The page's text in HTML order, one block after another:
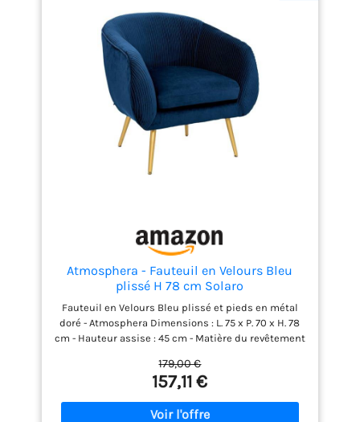
Atmosphera - Fauteuil en Velours Bleu
plissé H 78 cm Solaro
Fauteuil en Velours Bleu plissé et pieds en métal
doré - Atmosphera Dimensions : L. 75 x P. 70 x H. 78
cm - Hauteur assise : 45 cm - Matière du revêtement
de Pin et Bois panneau de contreplaqué - Matière
des pieds : Fer - Matière du rembourrage : Mousse
Polyuréthane - Coussin déhoussable - Poids : 10,95
kg -
179,00 €
157,11 €